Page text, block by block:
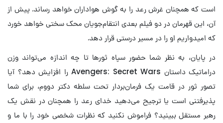
است که همچنان غرش رعد را به گوش هواداران خواهد رساند. پیش از
آن، این قهرمان در دو فیلم بعدی انتقام‌جویان محک سختی خواهد خورد
که امیدواریم او را در مسیر درستی قرار دهد.
در پایان، به نظر شما حضور سپاه ثورها تا چه اندازه می‌تواند وزن
دراماتیک داستان Avengers: Secret Wars را افزایش دهد؟ آیا
تصور ثور در قامت یک فرمان‌بردار تحت سلطه دکتر دووم، برای شما
پذیرفتنی است یا ترجیح می‌دهید خدای رعد را همچنان در نقش یک
رهبر مستقل ببینید؟ فراموش نکنید که نظرات شخصی خود را با ما و